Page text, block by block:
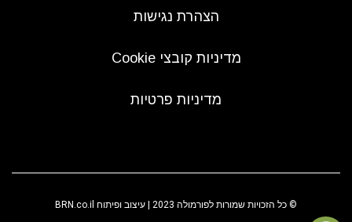
הצהרת נגישות
מדיניות קובצי Cookie
מדיניות פרטיות
© כל הזכויות שמורות לפורמולה 2023 | עיצוב ופיתוח BRN.co.il